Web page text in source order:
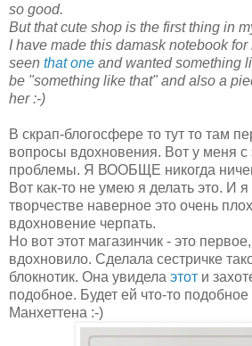
so good.
But that cute shop is the first thing in
I have made this damask notebook
seen that one and wanted something
be "something like that" and also a
her :-)
В скрап-блогосфере то тут то там
вопросы вдохновения. Вот у меня
проблемы. Я ВООБЩЕ никогда
Вот как-то не умею я делать это. И я
творчестве наверное это очень
вдохновение черпать.
Но вот этот магазинчик - это
вдохновило. Сделала сестричке
блокнотик. Она увидела этот и
подобное. Будет ей что-то подобное
Манхеттена :-)